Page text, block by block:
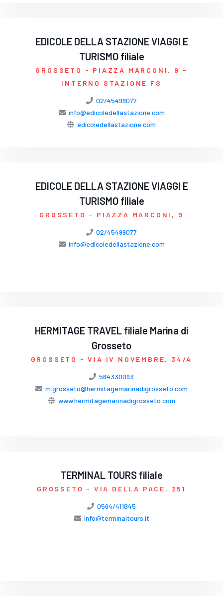
EDICOLE DELLA STAZIONE VIAGGI E
TURISMO filiale
GROSSETO
- PIAZZA MARCONI, 9 -
INTERNO STAZIONE FS
02/45499077
info@edicoledellastazione.com
edicoledellastazione.com
EDICOLE DELLA STAZIONE VIAGGI E
TURISMO filiale
GROSSETO - PIAZZA MARCONI, 9
02/45499077
info@edicoledellastazione.com
HERMITAGE TRAVEL filiale Marina di
Grosseto
GROSSETO - VIA IV NOVEMBRE, 34/A
564330093
m.grosseto@hermitagemarinadigrosseto.com
www.hermitagemarinadigrosseto.com
TERMINAL TOURS filiale
GROSSETO - VIA DELLA PACE, 251
0564/411845
info@terminaltours.it